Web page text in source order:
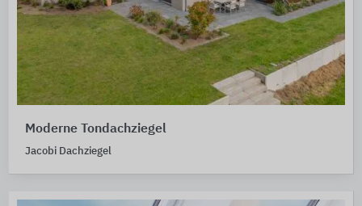
Moderne Tondachziegel
Jacobi Dachziegel